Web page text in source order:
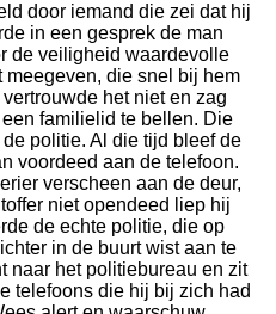
door iemand die zei dat hij
in een gesprek de man
de veiligheid waardevolle
die snel bij hem
het niet en zag
familielid te bellen. Die
politie. Al die tijd bleef de
voordeed aan de telefoon.
verscheen aan de deur,
niet opendeed liep hij
de echte politie, die op
in de buurt wist aan te
naar het politiebureau en zit
telefoons die hij bij zich had